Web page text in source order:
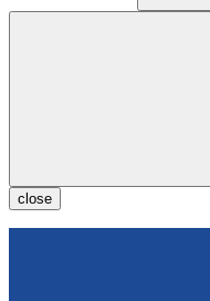
close